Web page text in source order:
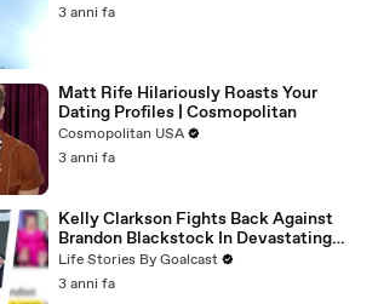
3 anni fa
Matt Rife Hilariously Roasts Your
Dating Profiles | Cosmopolitan
Cosmopolitan USA
3 anni fa
Kelly Clarkson Fights Back Against
Brandon Blackstock In Devastating
Divorce Battle
Life Stories By Goalcast
3 anni fa